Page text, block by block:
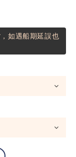
如遇船期延誤也